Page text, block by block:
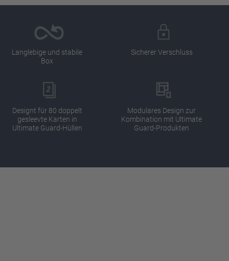
Langlebige und stabile
Box
Sicherer Verschluss
Designt für 80 doppelt
gesleevte Karten in
Ultimate Guard-Hüllen
Modulares Design zur
Kombination mit Ultimate
Guard-Produkten